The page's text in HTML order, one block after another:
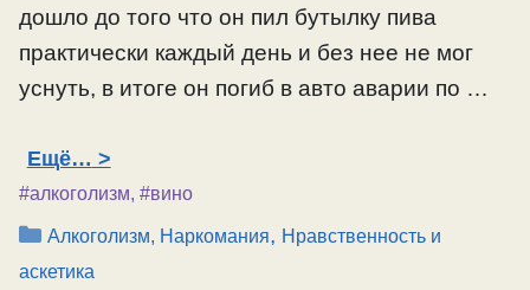
дошло до того что он пил бутылку пива
практически каждый день и без нее не мог
уснуть, в итоге он погиб в авто аварии по …
Ещё…
#алкоголизм, #вино
Рубрики
Алкоголизм, Наркомания, Нравственность и
аскетика